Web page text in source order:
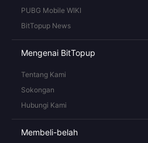
PUBG Mobile WIKI
BitTopup News
Mengenai BitTopup
Tentang Kami
Sokongan
Hubungi Kami
Membeli-belah